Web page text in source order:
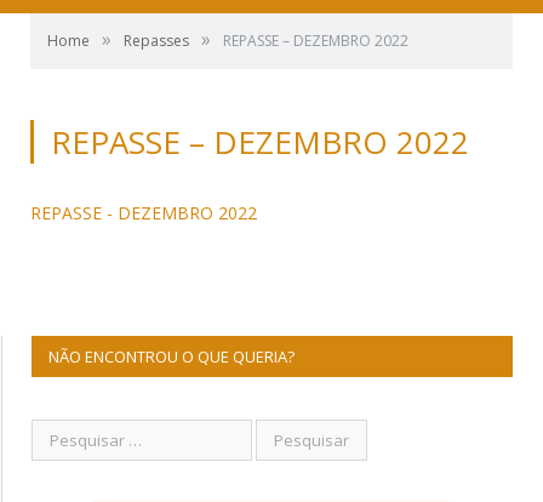
Home » Repasses » REPASSE – DEZEMBRO 2022
REPASSE – DEZEMBRO 2022
REPASSE - DEZEMBRO 2022
NÃO ENCONTROU O QUE QUERIA?